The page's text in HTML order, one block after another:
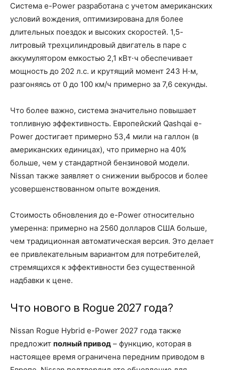
Система e-Power разработана с учетом американских
условий вождения, оптимизирована для более
длительных поездок и высоких скоростей. 1,5-
литровый трехцилиндровый двигатель в паре с
аккумулятором емкостью 2,1 кВт⋅ч обеспечивает
мощность до 202 л.с. и крутящий момент 243 Н⋅м,
разгоняясь от 0 до 100 км/ч примерно за 7,6 секунды.
Что более важно, система значительно повышает
топливную эффективность. Европейский Qashqai e-
Power достигает примерно 53,4 мили на галлон (в
американских единицах), что примерно на 40%
больше, чем у стандартной бензиновой модели.
Nissan также заявляет о снижении выбросов и более
усовершенствованном опыте вождения.
Стоимость обновления до e-Power относительно
умеренна: примерно на 2560 долларов США больше,
чем традиционная автоматическая версия. Это делает
ее привлекательным вариантом для потребителей,
стремящихся к эффективности без существенной
надбавки к цене.
Что нового в Rogue 2027 года?
Nissan Rogue Hybrid e-Power 2027 года также
предложит полный привод – функцию, которая в
настоящее время ограничена передним приводом в